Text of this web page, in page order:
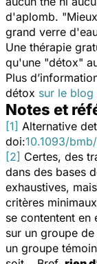
d'aplomb.
grand verre
Une thérapie
qu'une "détox"
Plus
détox sur le blog
Notes et
[1] Alternative
doi:10.1093/
[2] Certes, des
dans des bases
exhaustives,
critères
se contentent en
sur un groupe
un groupe